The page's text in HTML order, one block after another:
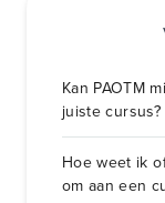
Kan PAOTM
juiste cursus?
Hoe weet ik
om aan een